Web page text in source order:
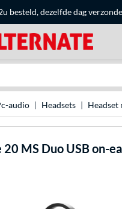
besteld, dezelfde dag
audio Headsets Headset
20 MS Duo USB on-